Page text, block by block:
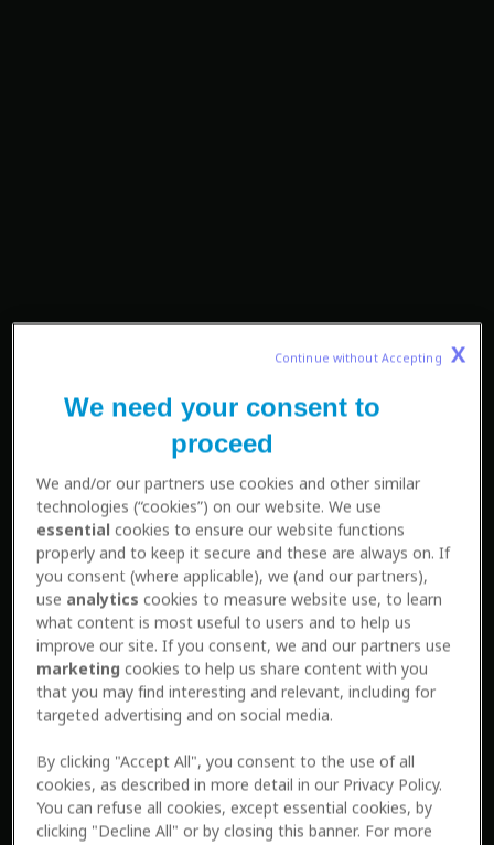
We need your consent to
proceed
We and/or our partners use cookies and other similar
technologies (“cookies”) on our website. We use
essential cookies to ensure our website functions
properly and to keep it secure and these are always on. If
you consent (where applicable), we (and our partners),
use analytics cookies to measure website use, to learn
what content is most useful to users and to help us
improve our site. If you consent, we and our partners use
marketing cookies to help us share content with you
that you may find interesting and relevant, including for
targeted advertising and on social media.
By clicking "Accept All", you consent to the use of all
cookies, as described in more detail in our Privacy Policy.
You can refuse all cookies, except essential cookies, by
clicking "Decline All" or by closing this banner. For more
Continue without Accepting X